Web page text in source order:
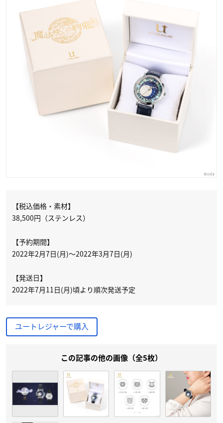
【税込価格・素材】
38,500円（ステンレス）
【予約期間】
2022年2月7日(月)～2022年3月7日(月)
【発送日】
2022年7月11日(月)頃より順次発送予定
ユートレジャーで購入
この記事の他の画像（全5枚）